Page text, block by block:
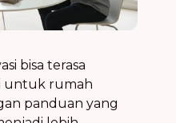
bisa terasa
untuk rumah
panduan yang